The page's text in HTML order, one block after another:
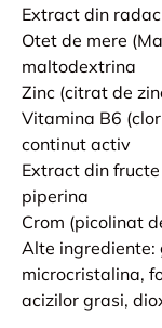
Extract din
Otet de mere
maltodextrina
Zinc (citrat de
Vitamina B6
continut activ
Extract din
piperina
Crom (picolinat
Alte ingrediente:
microcristalina,
acizilor grasi,